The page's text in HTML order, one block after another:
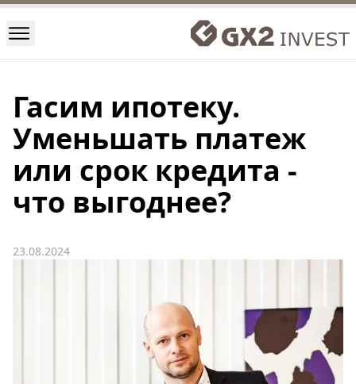
Гасим ипотеку.
Уменьшать платеж
или срок кредита -
что выгоднее?
23.08.2024